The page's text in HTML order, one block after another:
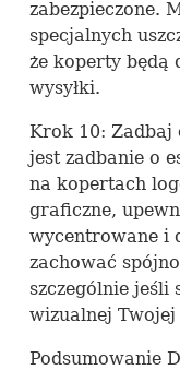
zabezpieczone.
specjalnych
że koperty będą
wysyłki.
Krok 10: Zadbaj
jest zadbanie o
na kopertach
graficzne,
wycentrowane i
zachować
szczególnie jeśli
wizualnej Twojej
Podsumowanie